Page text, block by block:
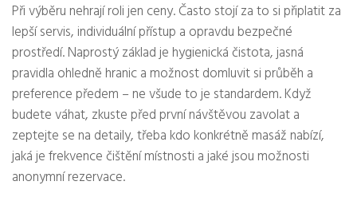
Při výběru nehrají roli jen ceny. Často stojí za to si připlatit za
lepší servis, individuální přístup a opravdu bezpečné
prostředí. Naprostý základ je hygienická čistota, jasná
pravidla ohledně hranic a možnost domluvit si průběh a
preference předem – ne všude to je standardem. Když
budete váhat, zkuste před první návštěvou zavolat a
zeptejte se na detaily, třeba kdo konkrétně masáž nabízí,
jaká je frekvence čištění místnosti a jaké jsou možnosti
anonymní rezervace.